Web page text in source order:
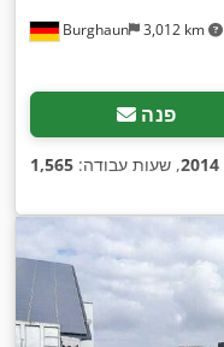
Burghaun 3,012 km
פנה
2014, שעות עבודה: